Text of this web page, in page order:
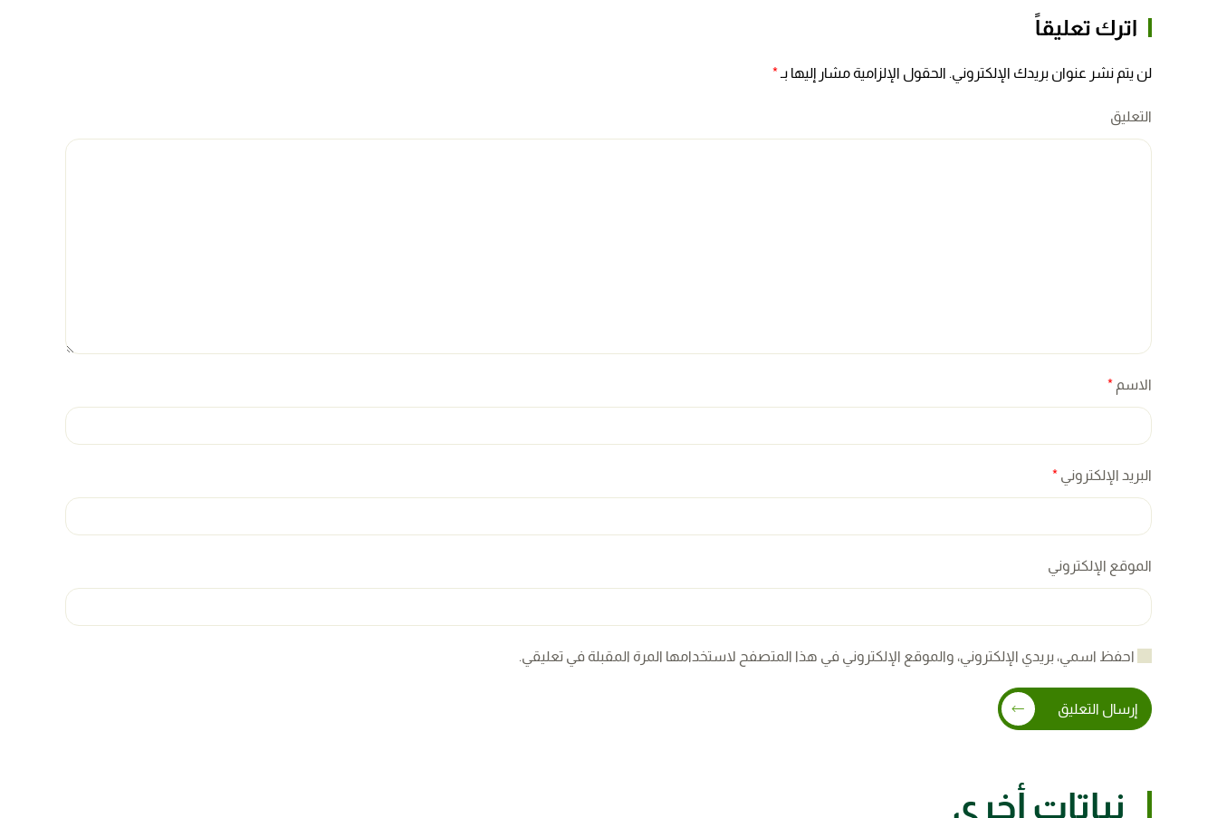
اترك تعليقاً
لن يتم نشر عنوان بريدك الإلكتروني. الحقول الإلزامية مشار إليها بـ*
التعليق
الاسم *
البريد الإلكتروني *
الموقع الإلكتروني
احفظ اسمي، بريدي الإلكتروني، والموقع الإلكتروني في هذا المتصفح لاستخدامها المرة المقبلة في تعليقي.
إرسال التعليق
نباتات أخرى